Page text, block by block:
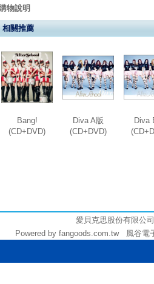
物說明
相關推薦
Bang!
(CD+DVD)
Diva A版
(CD+DVD)
Diva
愛貝克思股份有限
by fangoods.com.tw 風谷電子商